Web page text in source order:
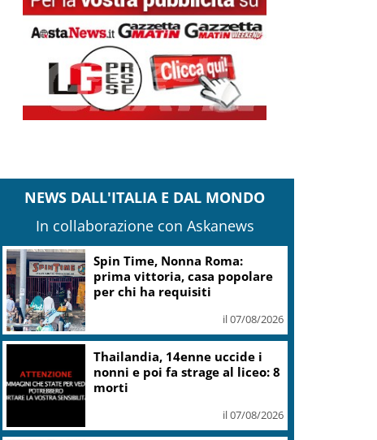
NEWS DALL'ITALIA E DAL MONDO
In collaborazione con Askanews
Spin Time, Nonna Roma:
prima vittoria, casa popolare
per chi ha requisiti
il 07/08/2026
Thailandia, 14enne uccide i
nonni e poi fa strage al liceo: 8
morti
il 07/08/2026